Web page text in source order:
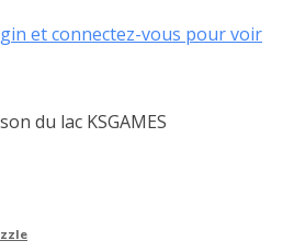
et connectez-vous pour voir
du lac KSGAMES